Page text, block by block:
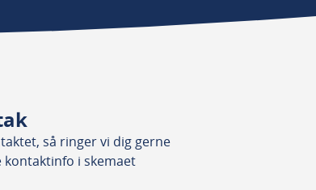
så ringer vi dig gerne
kontaktinfo i skemaet